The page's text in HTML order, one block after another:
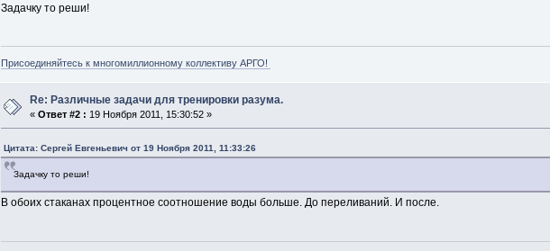
Задачку то реши!
Присоединяйтесь к многомиллионному коллективу АРГО!
Re: Различные задачи для тренировки разума.
«Ответ #2 : 19 Ноября 2011, 15:30:52 »
Цитата: Сергей Евгеньевич от 19 Ноября 2011, 11:33:26
Задачку то реши!
В обоих стаканах процентное соотношение воды больше. До переливаний. И после.